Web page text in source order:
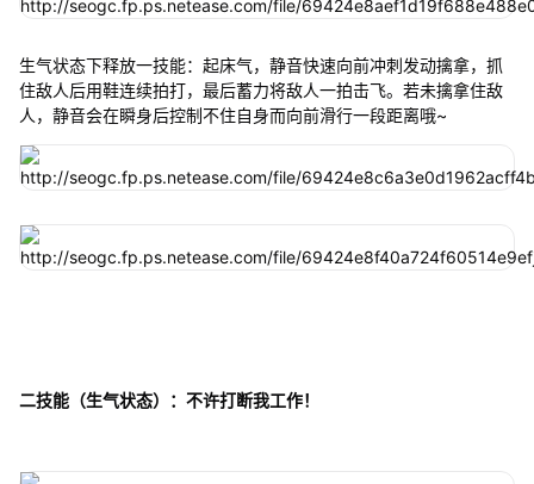
生气状态下释放一技能：起床气，静音快速向前冲刺发动擒拿，抓
住敌人后用鞋连续拍打，最后蓄力将敌人一拍击飞。若未擒拿住敌
人，静音会在瞬身后控制不住自身而向前滑行一段距离哦~
二技能（生气状态）：不许打断我工作！